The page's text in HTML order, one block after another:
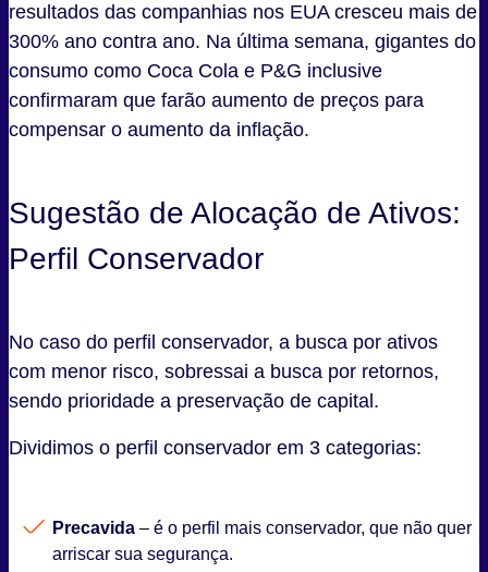
resultados das companhias nos EUA cresceu mais de
300% ano contra ano. Na última semana, gigantes do
consumo como Coca Cola e P&G inclusive
confirmaram que farão aumento de preços para
compensar o aumento da inflação.
Sugestão de Alocação de Ativos:
Perfil Conservador
No caso do perfil conservador, a busca por ativos
com menor risco, sobressai a busca por retornos,
sendo prioridade a preservação de capital.
Dividimos o perfil conservador em 3 categorias:
Precavida – é o perfil mais conservador, que não quer
arriscar sua segurança.